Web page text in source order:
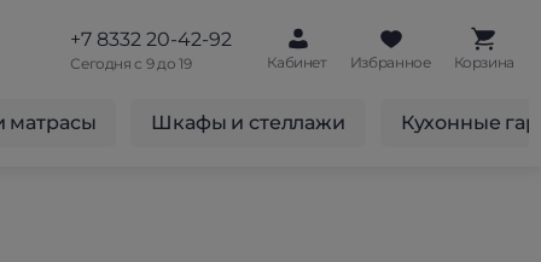
+7 8332 20-42-92
Сегодня с 9 до 19 Кабинет Избранное Корзина
матрасы Шкафы и стеллажи Кухонные